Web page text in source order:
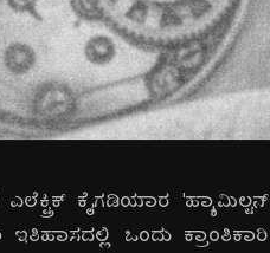
ಕೈಗಡಿಯಾರ 'ಹ್ಯಾಮಿಲ್ಟನ್
ಒಂದು ಕ್ರಾಂತಿಕಾರಿ